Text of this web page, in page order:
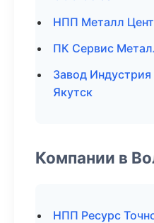
НПП Металл
ПК Сервис
Завод
Якутск
Компании в
НПП Ресурс